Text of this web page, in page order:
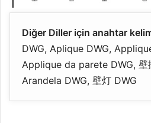
Diğer Diller için anahtar
DWG, Aplique DWG,
Applique da parete DWG, 壁
Arandela DWG, 壁灯 DWG